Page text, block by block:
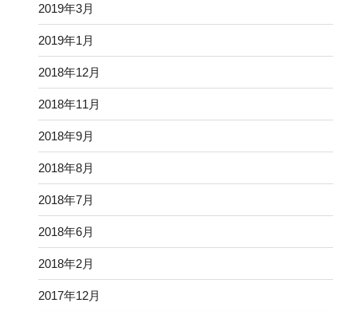
2019年3月
2019年1月
2018年12月
2018年11月
2018年9月
2018年8月
2018年7月
2018年6月
2018年2月
2017年12月